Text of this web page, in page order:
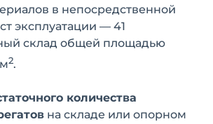
в непосредственной
эксплуатации — 41
склад общей площадью
2.
количества
на складе или опорном